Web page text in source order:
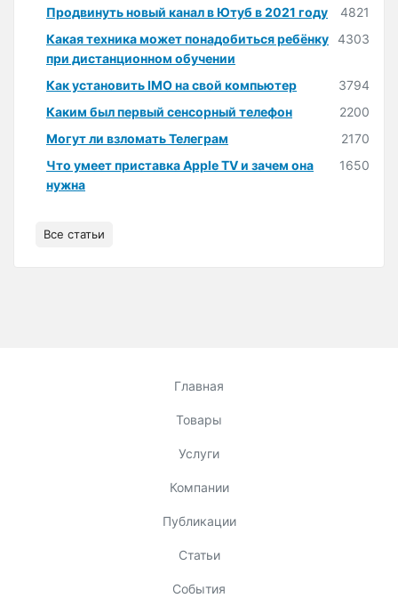
Продвинуть новый канал в Ютуб в 2021 году
4821
Какая техника может понадобиться ребёнку
при дистанционном обучении
4303
Как установить IMO на свой компьютер
3794
Каким был первый сенсорный телефон
2200
Могут ли взломать Телеграм
2170
Что умеет приставка Apple TV и зачем она
нужна
1650
Все статьи
Главная
Товары
Услуги
Компании
Публикации
Статьи
События